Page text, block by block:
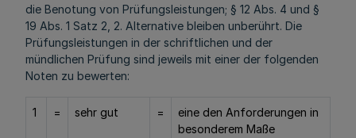
die Benotung von Prüfungsleistungen; § 12 Abs. 4 und §
19 Abs. 1 Satz 2, 2. Alternative bleiben unberührt. Die
Prüfungsleistungen in der schriftlichen und der
mündlichen Prüfung sind jeweils mit einer der folgenden
Noten zu bewerten:
1 = sehr gut =
eine den Anforderungen in
besonderem Maße